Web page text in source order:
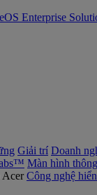
Enterprise
Giải trí Doanh
Màn hình
Công nghệ